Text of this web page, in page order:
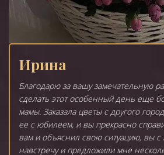
Ирина
Благодарю за вашу замечательную
сделать этот особенный день еще
мамы. Заказала цветы с другого
ее с юбилеем, и вы прекрасно
вам и объяснил свою ситуацию, вы
навстречу и предложили мне